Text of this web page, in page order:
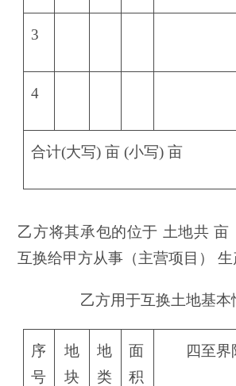
3
4
合计(大写) 亩 (小写) 亩
乙方将其承包的位于 土地共 亩
互换给甲方从事（主营项目） 生
乙方用于互换土地基本
序
号
地
块
地
类
面
积
四至界